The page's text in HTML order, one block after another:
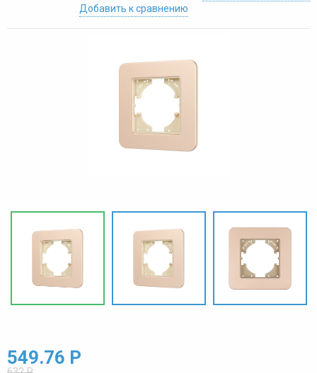
Добавить к сравнению
549.76 Р